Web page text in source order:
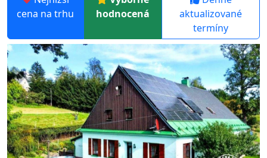
cena na trhu
hodnocená
aktualizované
termíny